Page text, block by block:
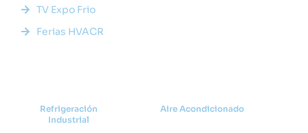
TV Expo Frio
Ferias HVACR
Refrigeración
Industrial
Aire Acondicionado